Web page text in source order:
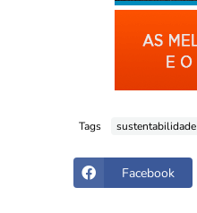
Tags sustentabilidade
Facebook